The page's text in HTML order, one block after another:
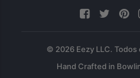
© 2026 Eezy LLC.